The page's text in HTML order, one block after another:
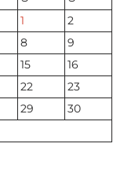
1
2
8
9
15
16
22
23
29
30